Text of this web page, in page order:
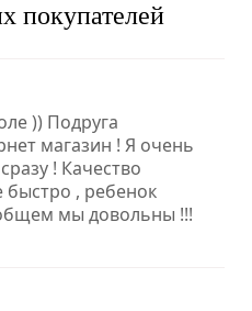
покупателей
)) Подруга
магазин ! Я очень
! Качество
быстро , ребенок
мы довольны !!!